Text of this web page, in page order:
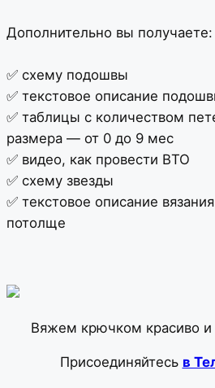
Дополнительно вы получаете:
✅ схему подошвы
✅ текстовое описание
✅ таблицы с количеством
размера — от 0 до 9 мес
✅ видео, как провести ВТО
✅ схему звезды
✅ текстовое описание
потолще
Вяжем крючком красиво и
Присоединяйтесь в